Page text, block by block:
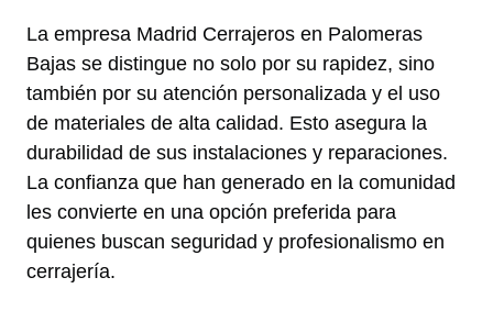
La empresa Madrid Cerrajeros en Palomeras
Bajas se distingue no solo por su rapidez, sino
también por su atención personalizada y el uso
de materiales de alta calidad. Esto asegura la
durabilidad de sus instalaciones y reparaciones.
La confianza que han generado en la comunidad
les convierte en una opción preferida para
quienes buscan seguridad y profesionalismo en
cerrajería.